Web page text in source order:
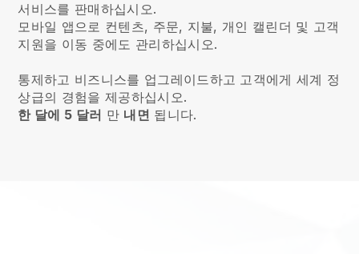
서비스를 판매하십시오.
모바일 앱으로 컨텐츠, 주문, 지불, 개인 캘린더 및 고객
지원을 이동 중에도 관리하십시오.
통제하고 비즈니스를 업그레이드하고 고객에게 세계 정
상급의 경험을 제공하십시오.
한 달에 5 달러 만 내면 됩니다.